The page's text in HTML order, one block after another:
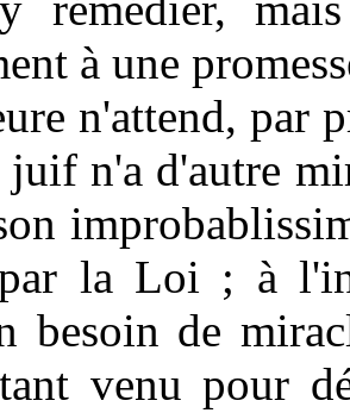
à une
n'attend, par
juif n'a d'autre
la Loi ; à
besoin de
venu pour